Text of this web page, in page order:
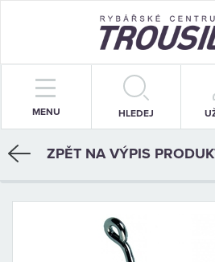
MENU HLEDEJ
PRUTY
NAVIJÁKY
BIŽUTERIE
ZPĚT NA VÝPIS